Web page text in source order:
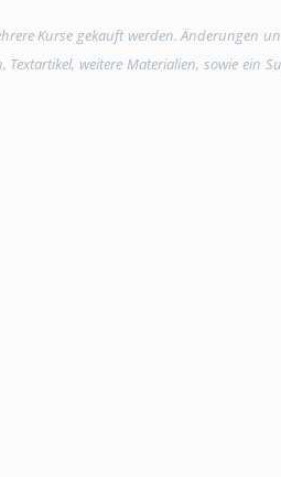
Kurse gekauft werden. Änderungen
weitere Materialien, sowie ein